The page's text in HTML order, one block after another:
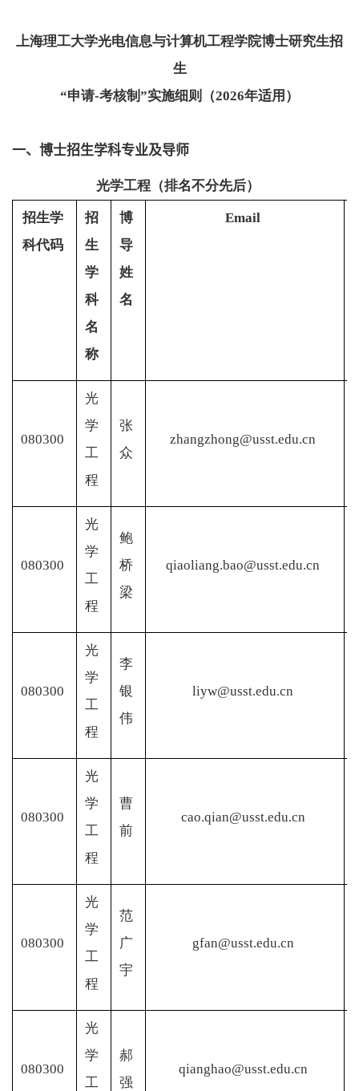
上海理工大学光电信息与计算机工程学院博士研究生招
生
“申请-考核制”实施细则（2026年适用）
一、博士招生学科专业及导师
光学工程（排名不分先后）
招生学
科代码
招
生
学
科
名
称
博
导
姓
名
Email
080300
光
学
工
程
张
众
zhangzhong@usst.edu.cn
080300
光
学
工
程
鲍
桥
梁
qiaoliang.bao@usst.edu.cn
080300
光
学
工
程
李
银
伟
liyw@usst.edu.cn
080300
光
学
工
程
曹
前
cao.qian@usst.edu.cn
080300
光
学
工
程
范
广
宇
gfan@usst.edu.cn
080300
光
学
工
郝
强
qianghao@usst.edu.cn